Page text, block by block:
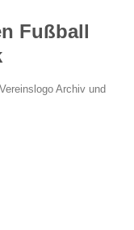
Fußball
Archiv und